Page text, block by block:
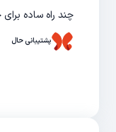
چند راه ساده‌
پشتیبانی حال